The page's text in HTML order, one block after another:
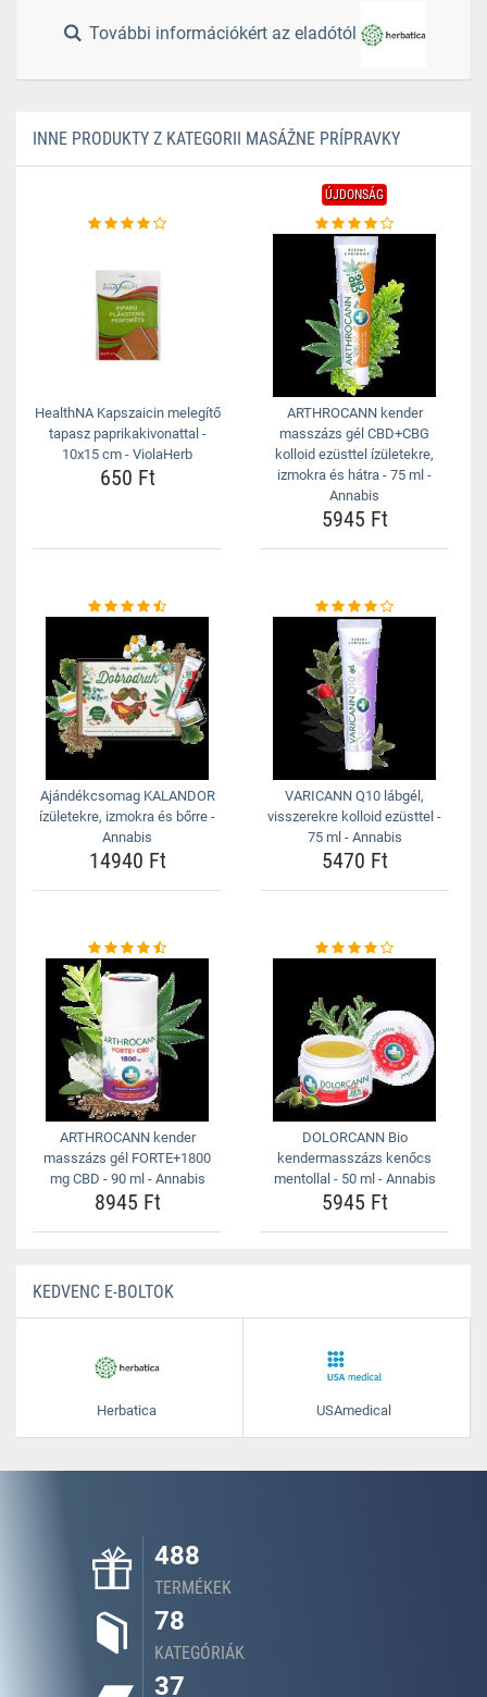
További információkért az eladótól
INNE PRODUKTY Z KATEGORII MASÁŽNE PRÍPRAVKY
HealthNA Kapszaicin melegítő
tapasz paprikakivonattal -
10x15 cm - ViolaHerb
650 Ft
ÚJDONSÁG
ARTHROCANN kender
masszázs gél CBD+CBG
kolloid ezüsttel ízületekre,
izmokra és hátra - 75 ml -
Annabis
5945 Ft
Ajándékcsomag KALANDOR
ízületekre, izmokra és bőrre -
Annabis
14940 Ft
VARICANN Q10 lábgél,
visszerekre kolloid ezüsttel -
75 ml - Annabis
5470 Ft
ARTHROCANN kender
masszázs gél FORTE+1800
mg CBD - 90 ml - Annabis
8945 Ft
DOLORCANN Bio
kendermasszázs kenőcs
mentollal - 50 ml - Annabis
5945 Ft
KEDVENC E-BOLTOK
Herbatica USAmedical
488
TERMÉKEK
78
KATEGÓRIÁK
37